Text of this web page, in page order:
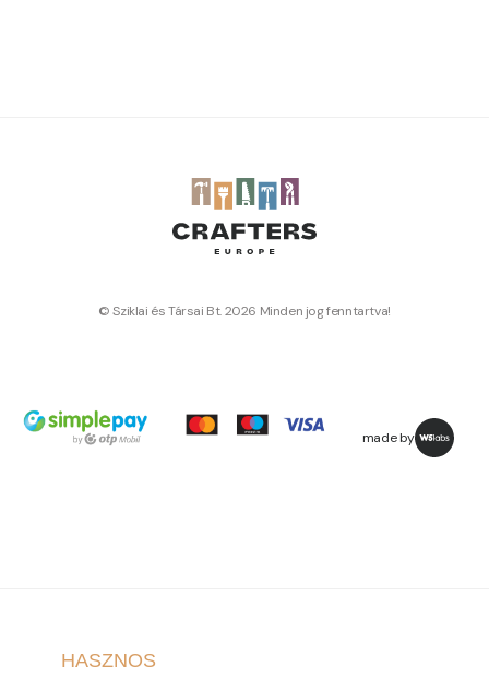
© Sziklai és Társai Bt. 2026 Minden jog fenntartva!
made by
HASZNOS